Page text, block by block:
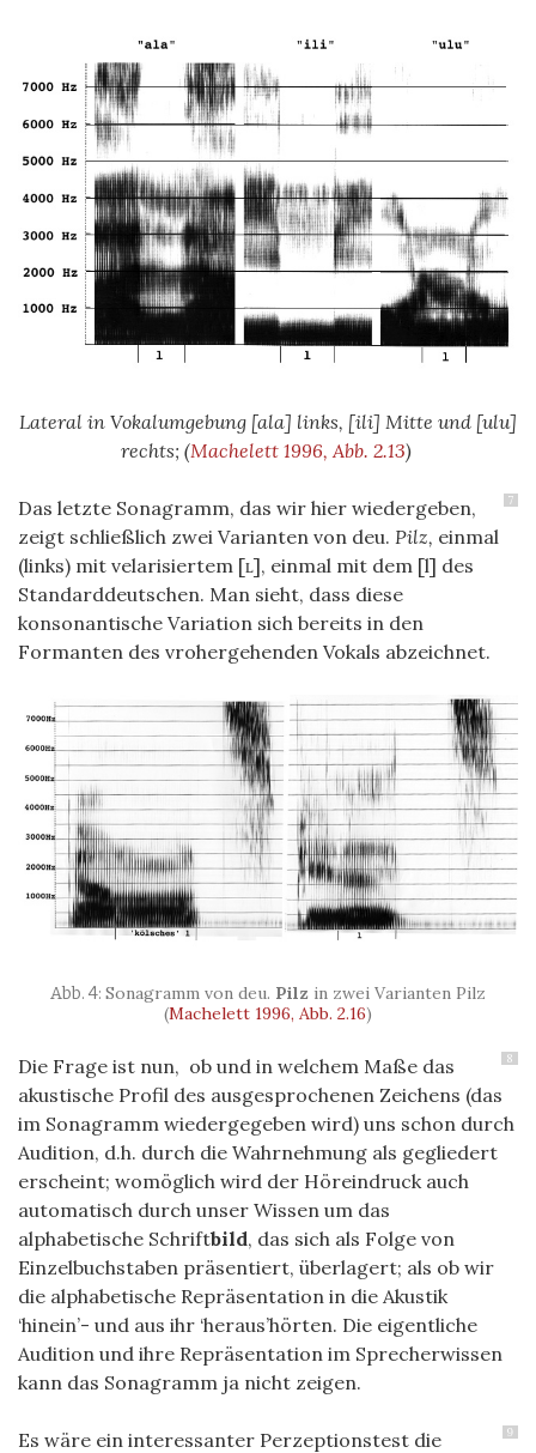
Lateral in Vokalumgebung [ala] links, [ili] Mitte und [ulu]
rechts; (Machelett 1996, Abb. 2.13)
7
Das letzte Sonagramm, das wir hier wiedergeben,
zeigt schließlich zwei Varianten von deu. Pilz, einmal
(links) mit velarisiertem [ʟ], einmal mit dem [l] des
Standarddeutschen. Man sieht, dass diese
konsonantische Variation sich bereits in den
Formanten des vrohergehenden Vokals abzeichnet.
Sonagramm von deu. Pilz in zwei Varianten Pilz
(Machelett 1996, Abb. 2.16)
8
Die Frage ist nun, ob und in welchem Maße das
akustische Profil des ausgesprochenen Zeichens (das
im Sonagramm wiedergegeben wird) uns schon durch
Audition, d.h. durch die Wahrnehmung als gegliedert
erscheint; womöglich wird der Höreindruck auch
automatisch durch unser Wissen um das
alphabetische Schriftbild, das sich als Folge von
Einzelbuchstaben präsentiert, überlagert; als ob wir
die alphabetische Repräsentation in die Akustik
‘hinein’- und aus ihr ‘heraus’hörten. Die eigentliche
Audition und ihre Repräsentation im Sprecherwissen
kann das Sonagramm ja nicht zeigen.
9
Es wäre ein interessanter Perzeptionstest die